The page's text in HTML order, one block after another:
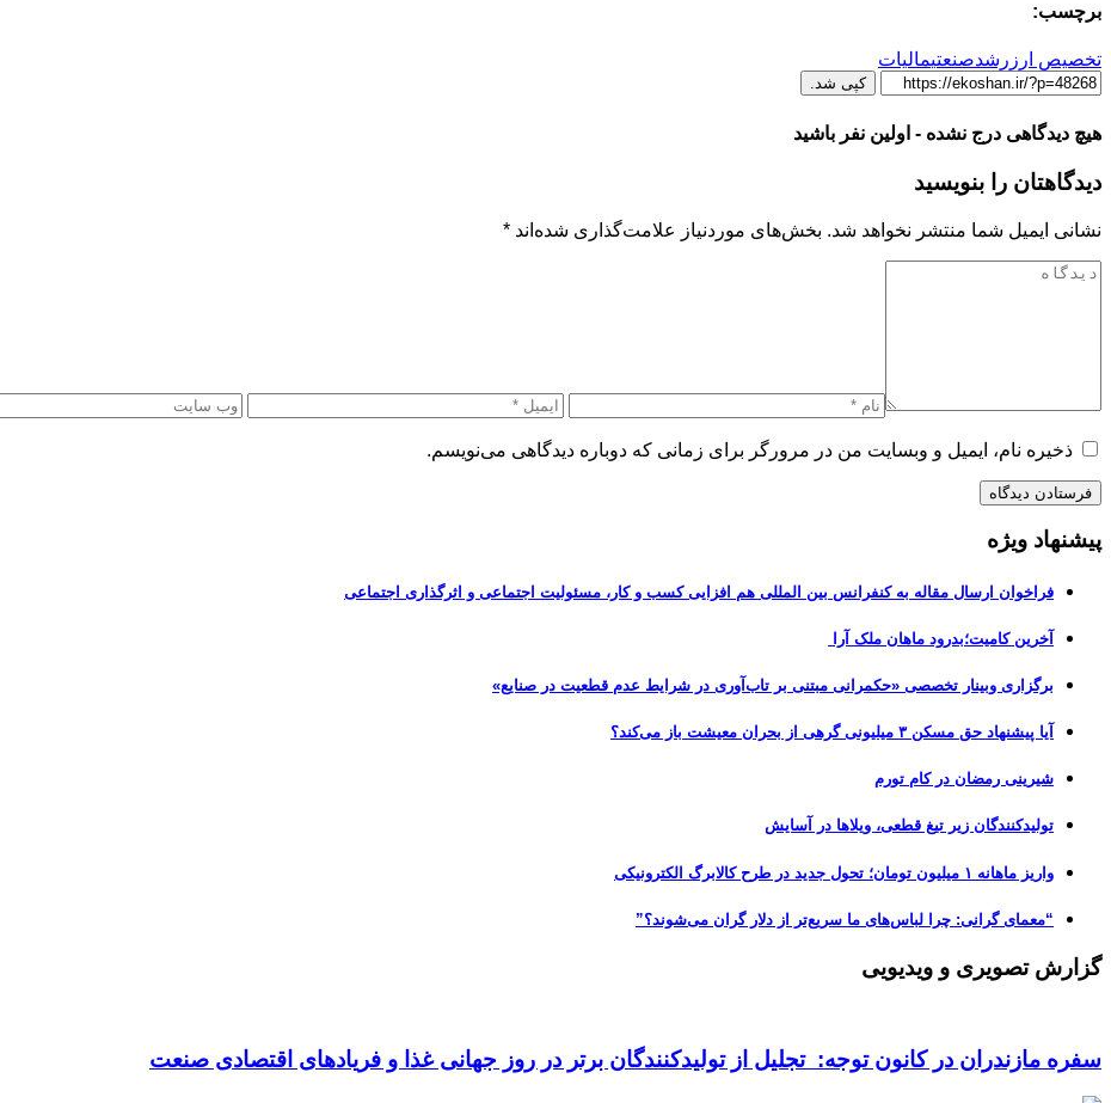
برچسب:
تخصیص ارز رشدصنعتیمالیات
کپی شد.
هیچ دیدگاهی درج نشده - اولین نفر باشید
دیدگاهتان را بنویسید
نشانی ایمیل شما منتشر نخواهد شد. بخش‌های موردنیاز علامت‌گذاری شده‌اند *
ذخیره نام، ایمیل و وبسایت من در مرورگر برای زمانی که دوباره دیدگاهی می‌نویسم.
پیشنهاد ویژه
فراخوان ارسال مقاله به کنفرانس بین المللی هم افزایی کسب و کار، مسئولیت اجتماعی و اثرگذاری اجتماعی
آخرین کامیت؛بدرود ماهان ملک آرا
برگزاری وبینار تخصصی «حکمرانی مبتنی بر تاب‌آوری در شرایط عدم قطعیت در صنایع»
آیا پیشنهاد حق مسکن ۳ میلیونی گرهی از بحران معیشت باز می‌کند؟
شیرینی رمضان در کام تورم
تولیدکنندگان زیر تیغ قطعی، ویلاها در آسایش
واریز ماهانه ۱ میلیون تومان؛ تحول جدید در طرح کالابرگ الکترونیکی
“معمای گرانی: چرا لباس‌های ما سریع‌تر از دلار گران می‌شوند؟”
گزارش تصویری و ویدیویی
سفره مازندران در کانون توجه: تجلیل از تولیدکنندگان برتر در روز جهانی غذا و فریادهای اقتصادی صنعت